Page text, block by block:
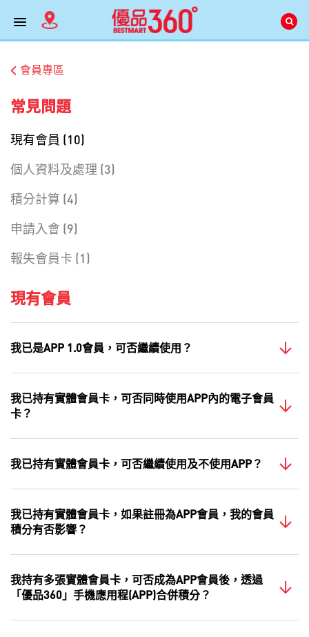
會員專區
常見問題
現有會員 (10)
個人資料及處理 (3)
積分計算 (4)
申請入會 (9)
報失會員卡 (1)
現有會員
我已是APP 1.0會員，可否繼續使用？
我已持有實體會員卡，可否同時使用APP內的電子會員
卡？
我已持有實體會員卡，可否繼續使用及不使用APP？
我已持有實體會員卡，如果註冊為APP會員，我的會員
積分有否影響？
我持有多張實體會員卡，可否成為APP會員後，透過
「優品360」手機應用程(APP)合併積分？